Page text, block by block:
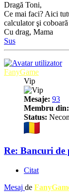
Dragă Toni,
Ce mai faci? Aici
calculator şi
Cu drag, Mama
Sus
FanyGame
Vip
Mesaje: 93
Membru din:
Status:
Re: Bancuri de
Citat
Mesaj de